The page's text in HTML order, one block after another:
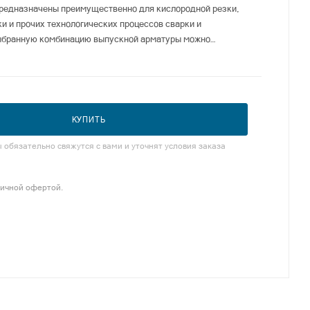
преимущественно для кислородной резки,
и прочих технологических процессов сварки и
комбинацию выпускной арматуры можно
обеспечения газоснабжения в любых промышленных
КУПИТЬ
свяжутся с вами и уточнят условия заказа
офертой.